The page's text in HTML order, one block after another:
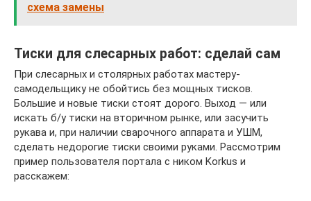
схема замены
Тиски для слесарных работ: сделай сам
При слесарных и столярных работах мастеру-
самодельщику не обойтись без мощных тисков.
Большие и новые тиски стоят дорого. Выход — или
искать б/у тиски на вторичном рынке, или засучить
рукава и, при наличии сварочного аппарата и УШМ,
сделать недорогие тиски своими руками. Рассмотрим
пример пользователя портала с ником Korkus и
расскажем: